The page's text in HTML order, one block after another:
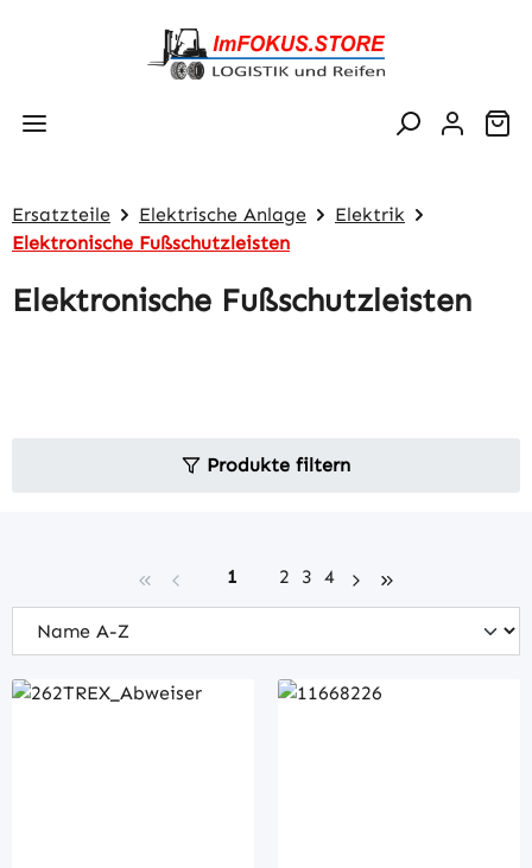
Zum Hauptinhalt springen
Ersatzteile Elektrische Anlage
Elektrik
Elektronische Fußschutzleisten
Elektronische Fußschutzleisten
Produkte filtern
Seite
1 Seite
2 Seite
3 Seite
4